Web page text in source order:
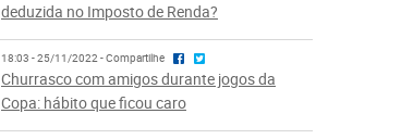
deduzida no Imposto de Renda?
18:03 - 25/11/2022 - Compartilhe
Churrasco com amigos durante jogos da
Copa: hábito que ficou caro